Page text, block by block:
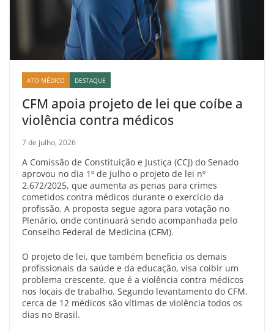
ATO MÉDICO DESTAQUE
CFM apoia projeto de lei que coíbe a
violência contra médicos
7 de julho, 2026
A Comissão de Constituição e Justiça (CCJ) do Senado
aprovou no dia 1º de julho o projeto de lei nº
2.672/2025, que aumenta as penas para crimes
cometidos contra médicos durante o exercício da
profissão. A proposta segue agora para votação no
Plenário, onde continuará sendo acompanhada pelo
Conselho Federal de Medicina (CFM).
O projeto de lei, que também beneficia os demais
profissionais da saúde e da educação, visa coibir um
problema crescente, que é a violência contra médicos
nos locais de trabalho. Segundo levantamento do CFM,
cerca de 12 médicos são vítimas de violência todos os
dias no Brasil.